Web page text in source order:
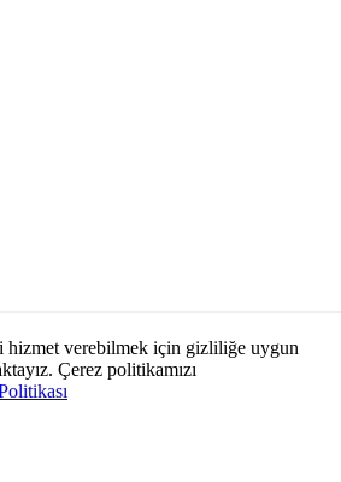
hizmet verebilmek için gizliliğe uygun
Çerez politikamızı